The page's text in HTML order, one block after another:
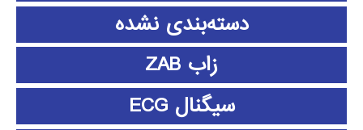
دسته‌بندی نشده
زاب ZAB
سیگنال ECG